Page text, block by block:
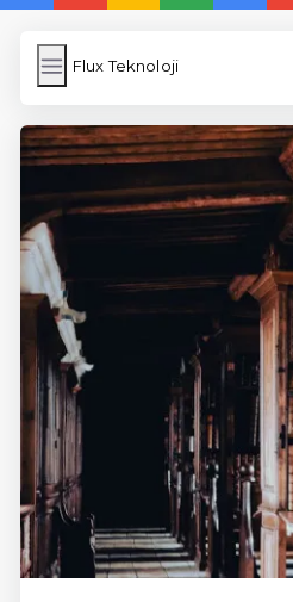
Flux Teknoloji
Flux Teknoloji
Resim Yükle
Wordpress Cache
5 Günde İngilizce
İngilizce
Dil Eğitimi
En Hızlı İngilizce
En Kolay İngilizce
En Ucuz İngilizce